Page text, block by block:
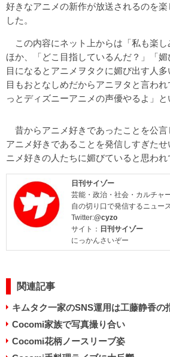
好きなアニメの新作が放送されるのを
した。
この内容にネット上からは「私も楽し
ほか、「どこ目指しているんだ？」「
目になるとアニメヲタクに媚び出す人
目もおとなしめだからアニヲタと言わ
っとディズニーアニメの声優やるよ」と
昔からアニメ好きであったことを公言
アニメ好きであることを発信しすぎた
ニメ好きの人たちに媚びていると思われ
日刊サイゾー
芸能・政治・社会・カルチャ
自の切り口で発信するニュー
Twitter:@cyzo
サイト： 日刊サイゾー
にっかんさいぞー
関連記事
キムタク一家のSNS運用は工藤静香の
Cocomi家族で写真撮り合い
Cocomi花柄ノースリーブ姿